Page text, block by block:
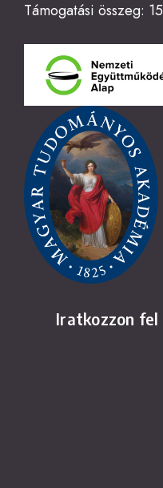
Támogatási összeg:
Iratkozzon fel